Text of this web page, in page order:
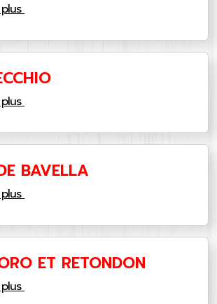
plus
plus
BAVELLA
plus
ET RETONDON
plus